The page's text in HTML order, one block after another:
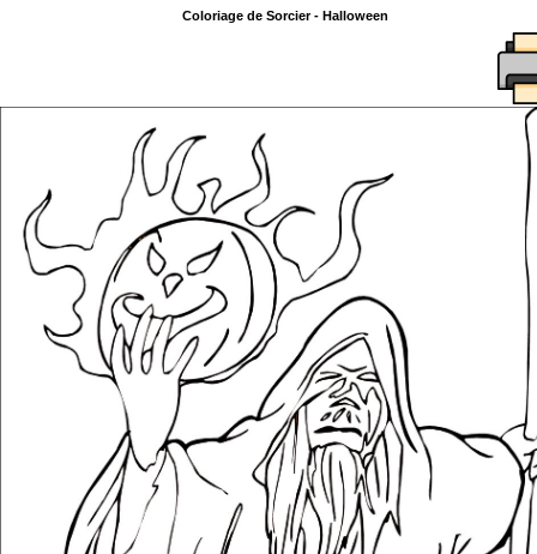
Coloriage de Sorcier - Halloween